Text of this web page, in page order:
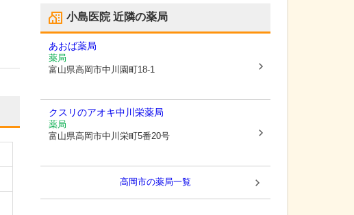
小島医院近隣の薬局
あおば薬局
薬局
富山県高岡市中川園町18-1
クスリのアオキ中川栄薬局
薬局
富山県高岡市中川栄町5番20号
高岡市の薬局一覧